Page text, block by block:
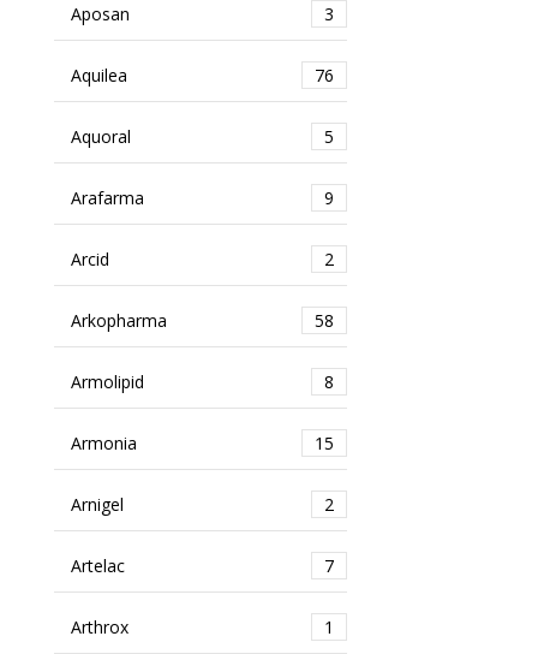
Aposan 3
Aquilea 76
Aquoral 5
Arafarma 9
Arcid 2
Arkopharma 58
Armolipid 8
Armonia 15
Arnigel 2
Artelac 7
Arthrox 1